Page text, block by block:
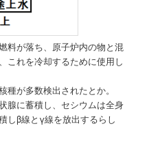
料が落ち、原子炉内の物と混
これを冷却するために使用し
が多数検出されたとか。
腺に蓄積し、セシウムは全身
しβ線とγ線を放出するらし